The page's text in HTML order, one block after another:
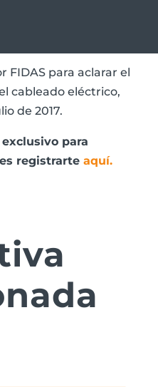
FIDAS para aclarar el
cableado eléctrico,
de 2017.
para
registrarteaquí.